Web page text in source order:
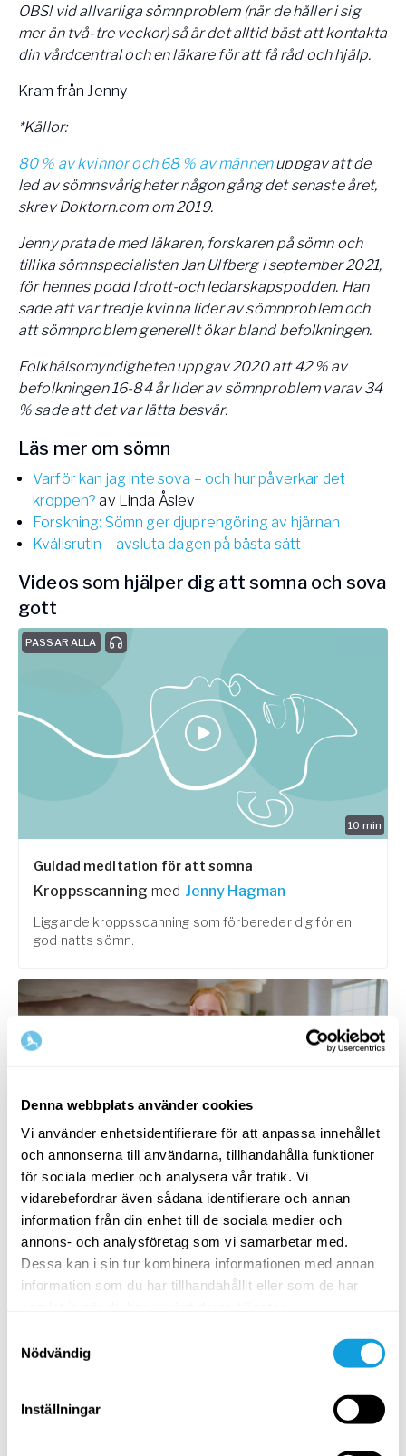
Denna webbplats använder cookies
Vi använder enhetsidentifierare för att anpassa innehållet
och annonserna till användarna, tillhandahålla funktioner
för sociala medier och analysera vår trafik. Vi
vidarebefordrar även sådana identifierare och annan
information från din enhet till de sociala medier och
annons- och analysföretag som vi samarbetar med.
Dessa kan i sin tur kombinera informationen med annan
information som du har tillhandahållit eller som de har
Nödvändig
Inställningar
OBS! vid allvarliga sömnproblem (när de håller i sig
mer än två-tre veckor) så är det alltid bäst att kontakta
din vårdcentral och en läkare för att få råd och hjälp.
Kram från Jenny
*Källor:
80 % av kvinnor och 68 % av männenuppgav att de
led av sömnsvårigheter någon gång det senaste året,
skrev Doktorn.com om 2019.
Jenny pratade med läkaren, forskaren på sömn och
tillika sömnspecialisten Jan Ulfberg i september 2021,
för hennes podd Idrott-och ledarskapspodden. Han
sade att var tredje kvinna lider av sömnproblem och
att sömnproblem generellt ökar bland befolkningen.
Folkhälsomyndigheten uppgav 2020 att 42 % av
befolkningen 16-84 år lider av sömnproblem varav 34
% sade att det var lätta besvär.
Läs mer om sömn
Varför kan jag inte sova – och hur påverkar det
kroppen? av Linda Åslev
Forskning: Sömn ger djuprengöring av hjärnan
Kvällsrutin – avsluta dagen på bästa sätt
Videos som hjälper dig att somna och sova
gott
10 min
PASSAR ALLA
Guidad meditation för att somna
Kroppsscanning med Jenny Hagman
Liggande kroppsscanning som förbereder dig för en
god natts sömn.
Tips för bättre sömn
Mental träning med Jenny Hagman
Enkla övningar att ta till under dagen för att hjälpa
kroppen somna gott på kvällen.